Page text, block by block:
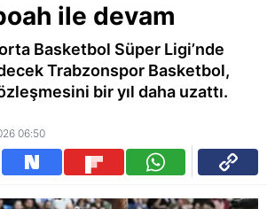
ile devam
Basketbol Süper Ligi’nde
Trabzonspor Basketbol,
bir yıl daha uzattı.
06:50